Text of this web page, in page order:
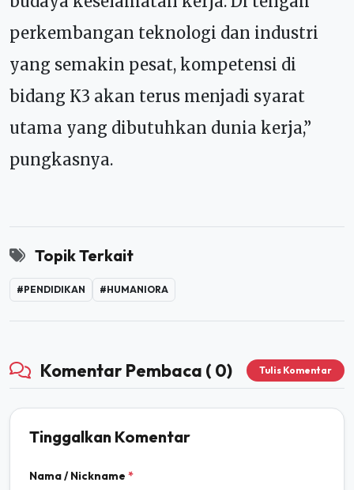
perkembangan teknologi dan industri
yang semakin pesat, kompetensi di
bidang K3 akan terus menjadi syarat
utama yang dibutuhkan dunia kerja,”
pungkasnya.
Topik Terkait
#PENDIDIKAN #HUMANIORA
Komentar Pembaca ( 0) Tulis Komentar
Tinggalkan Komentar
Nama / Nickname *